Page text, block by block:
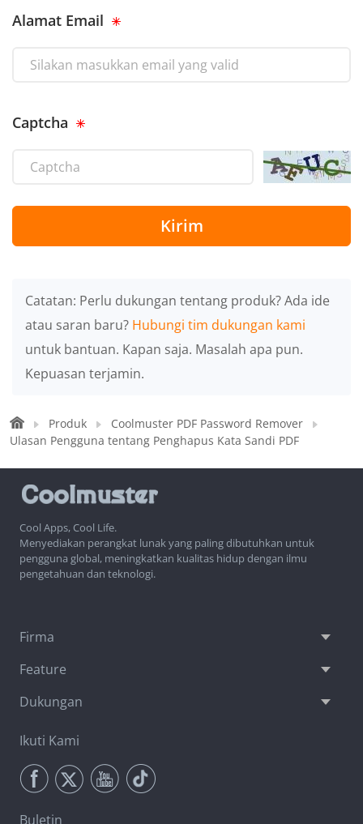
Alamat Email
Captcha
Kirim
Catatan: Perlu dukungan tentang produk? Ada ide
atau saran baru? Hubungi tim dukungan kami
untuk bantuan. Kapan saja. Masalah apa pun.
Kepuasan terjamin.
Produk
Coolmuster PDF Password Remover
Ulasan Pengguna tentang Penghapus Kata Sandi PDF
Cool Apps, Cool Life.
Menyediakan perangkat lunak yang paling dibutuhkan untuk
pengguna global, meningkatkan kualitas hidup dengan ilmu
pengetahuan dan teknologi.
Firma
Feature
Dukungan
Ikuti Kami
Buletin